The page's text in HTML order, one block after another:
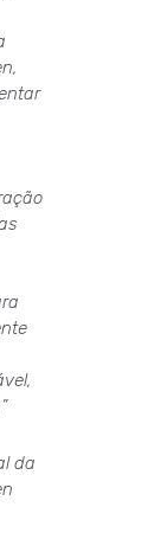
da